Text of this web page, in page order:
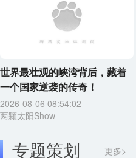
世界最壮观的峡湾背后，藏着
一个国家逆袭的传奇！
2026-08-06 08:54:02
两颗太阳Show
专题策划 更多>